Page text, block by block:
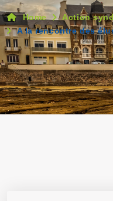
Home
Action
A la rencontre des